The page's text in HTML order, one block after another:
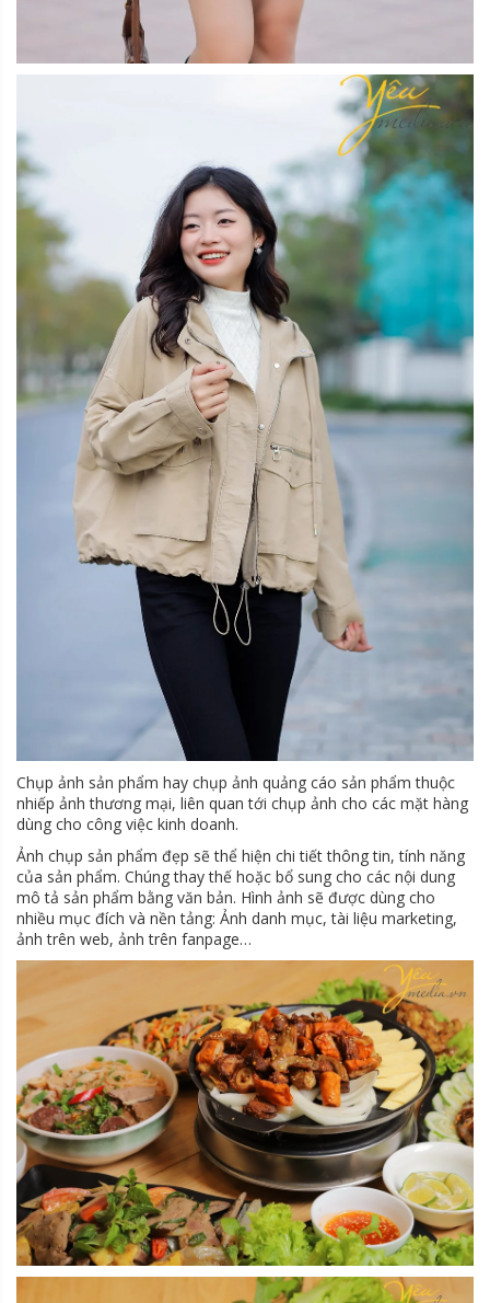
Chụp ảnh sản phẩm hay chụp ảnh quảng cáo sản phẩm thuộc
nhiếp ảnh thương mại, liên quan tới chụp ảnh cho các mặt hàng
dùng cho công việc kinh doanh.
Ảnh chụp sản phẩm đẹp sẽ thể hiện chi tiết thông tin, tính năng
của sản phẩm. Chúng thay thế hoặc bổ sung cho các nội dung
mô tả sản phẩm bằng văn bản. Hình ảnh sẽ được dùng cho
nhiều mục đích và nền tảng: Ảnh danh mục, tài liệu marketing,
ảnh trên web, ảnh trên fanpage…